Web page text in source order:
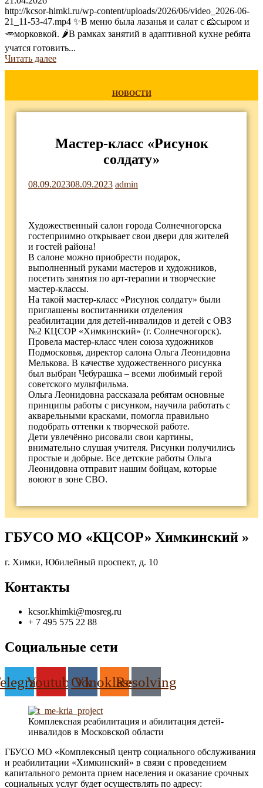
http://kcsor-himki.ru/wp-content/uploads/2026/06/video_2026-06-
21_11-53-47.mp4 ✨В меню была лазанья и салат с 🧀сыром и
🥕морковкой. 🌶В рамках занятий в адаптивной кухне ребята
учатся готовить...
Читать далее
НОВОСТИ
Мастер-класс «Рисунок
солдату»
08.09.202308.09.2023 admin
Художественный салон города Солнечногорска
гостеприимно открывает свои двери для жителей
и гостей района!
В салоне можно приобрести подарок,
выполненный руками мастеров и художников,
посетить занятия по арт-терапии и творческие
мастер-классы.
На такой мастер-класс «Рисунок солдату» были
приглашены воспитанники отделения
реабилитации для детей-инвалидов и детей с ОВЗ
№2 КЦСОР «Химкинский» (г. Солнечногорск).
Провела мастер-класс член союза художников
Подмосковья, директор салона Ольга Леонидовна
Мелькова. В качестве художественного рисунка
был выбран Чебурашка – всеми любимый герой
советского мультфильма.
Ольга Леонидовна рассказала ребятам основные
принципы работы с рисунком, научила работать с
акварельными красками, помогла правильно
подобрать оттенки к творческой работе.
Дети увлечённо рисовали свои картины,
внимательно слушая учителя. Рисунки получились
простые и добрые. Все детские работы Ольга
Леонидовна отправит нашим бойцам, которые
воюют в зоне СВО.
ГБУСО МО «КЦСОР» Химкинский »
г. Химки, Юбилейный проспект, д. 10
Контакты
kcsor.khimki@mosreg.ru
+ 7 495 575 22 88
Социальные сети
YoutubeVk
Odnoklassniki
Resolving
Комплексная реабилитация и абилитация детей-
инвалидов в Московской области
ГБУСО МО «Комплексный центр социального обслуживания
и реабилитации «Химкинский» в связи с проведением
капитального ремонта прием населения и оказание срочных
социальных услуг будет осуществлять по адресу: